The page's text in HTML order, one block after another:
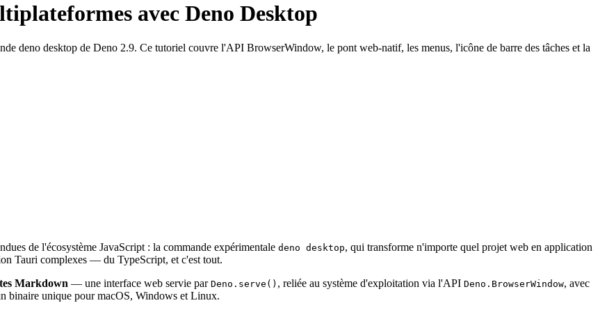
avec Deno Desktop
deno desktop de Deno 2.9. Ce tutoriel couvre l'API BrowserWindow, le pont web-natif, les menus, l'icône de barre des tâches et la
de l'écosystème JavaScript : la commande expérimentale deno desktop, qui transforme n'importe quel projet web en application
Tauri complexes — du TypeScript, et c'est tout.
Markdown — une interface web servie par Deno.serve() , reliée au système d'exploitation via l'API Deno.BrowserWindow, avec
binaire unique pour macOS, Windows et Linux.